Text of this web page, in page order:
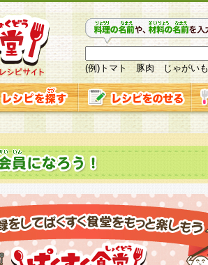
(例)トマト 豚肉 じゃがいも